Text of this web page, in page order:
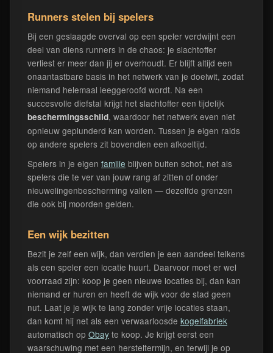
Runners stelen bij spelers
Bij een geslaagde overval op een speler verdwijnt een
deel van diens runners in de chaos: je slachtoffer
verliest er meer dan jij er overhoudt. Er blijft altijd een
onaantastbare basis in het netwerk van je doelwit, zodat
niemand helemaal leeggeroofd wordt. Na een
succesvolle diefstal krijgt het slachtoffer een tijdelijk
beschermingsschild, waardoor het netwerk even niet
opnieuw geplunderd kan worden. Tussen je eigen raids
op andere spelers zit bovendien een afkoeltijd.
Spelers in je eigen familie blijven buiten schot, net als
spelers die te ver van jouw rang af zitten of onder
nieuwelingenbescherming vallen — dezelfde grenzen
die ook bij moorden gelden.
Een wijk bezitten
Bezit je zelf een wijk, dan verdien je een aandeel telkens
als een speler een locatie huurt. Daarvoor moet er wel
voorraad zijn: koop je geen nieuwe locaties bij, dan kan
niemand er huren en heeft de wijk voor de stad geen
nut. Laat je je wijk te lang zonder vrije locaties staan,
dan komt hij net als een verwaarloosde kogelfabriek
automatisch op Obay te koop. Je krijgt eerst een
waarschuwing met een hersteltermijn, en terwijl je op